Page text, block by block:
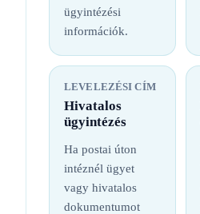
ügyintézési
információk.
LEVELEZÉSI CÍM
Hivatalos
ügyintézés
Ha postai úton
intéznél ügyet
vagy hivatalos
dokumentumot